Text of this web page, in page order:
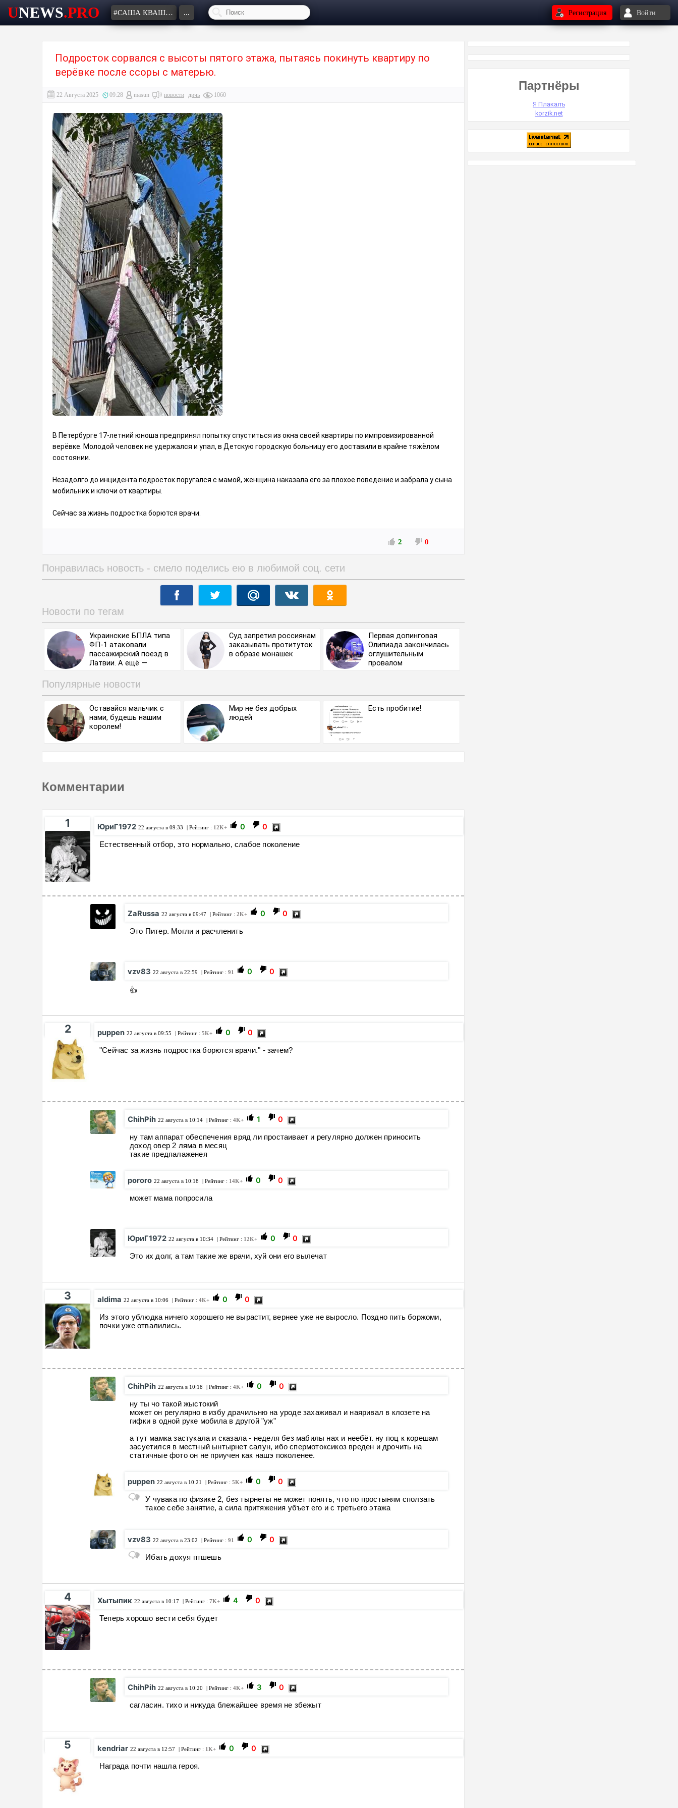
UNEWS.PRO #САША КВАШЕНАЯ ... Регистрация Войти
Подросток сорвался с высоты пятого этажа, пытаясь покинуть квартиру по
верёвке после ссоры с матерью.
22 Августа 2025 09:28 masun новости дичь 1060
В Петербурге 17-летний юноша предпринял попытку спуститься из окна своей квартиры по импровизированной
верёвке. Молодой человек не удержался и упал, в Детскую городскую больницу его доставили в крайне тяжёлом
состоянии.
Незадолго до инцидента подросток поругался с мамой, женщина наказала его за плохое поведение и забрала у сына
мобильник и ключи от квартиры.
Сейчас за жизнь подростка борются врачи.
2 0
Понравилась новость - смело поделись ею в любимой соц. сети
Новости по тегам
Украинские БПЛА типа
ФП-1 атаковали
пассажирский поезд в
Латвии. А ещё —
пустышку на НПЗ.
Суд запретил россиянам
заказывать протитуток
в образе монашек
Первая допинговая
Олипиада закончилась
оглушительным
провалом
Популярные новости
Оставайся мальчик с
нами, будешь нашим
королем!
Мир не без добрых
людей
Есть пробитие!
Комментарии
1 ЮриГ1972 22 августа в 09:33 | Рейтинг : 12K+ 0 0
Естественный отбор, это нормально, слабое поколение
ZaRussa 22 августа в 09:47 | Рейтинг : 2K+ 0 0
Это Питер. Могли и расчленить
vzv83 22 августа в 22:59 | Рейтинг : 91 0 0
👍
2 puppen 22 августа в 09:55 | Рейтинг : 5K+ 0 0
"Сейчас за жизнь подростка борются врачи." - зачем?
ChihPih 22 августа в 10:14 | Рейтинг : 4K+ 1 0
ну там аппарат обеспечения вряд ли простаивает и регулярно должен приносить
доход овер 2 ляма в месяц
такие предпалаженея
pororo 22 августа в 10:18 | Рейтинг : 14K+ 0 0
может мама попросила
ЮриГ1972 22 августа в 10:34 | Рейтинг : 12K+ 0 0
Это их долг, а там такие же врачи, хуй они его вылечат
3 aldima 22 августа в 10:06 | Рейтинг : 4K+ 0 0
Из этого ублюдка ничего хорошего не вырастит, вернее уже не выросло. Поздно пить боржоми,
почки уже отвалились.
ChihPih 22 августа в 10:18 | Рейтинг : 4K+ 0 0
ну ты чо такой жыстокий
может он регулярно в избу драчильню на уроде захаживал и наяривал в клозете на
гифки в одной руке мобила в другой "уж"
а тут мамка застукала и сказала - неделя без мабилы нах и неебёт. ну поц к корешам
засуетился в местный ынтырнет салун, ибо спермотоксикоз вреден и дрочить на
статичные фото он не приучен как нашэ поколенее.
puppen 22 августа в 10:21 | Рейтинг : 5K+ 0 0
У чувака по физике 2, без тырнеты не может понять, что по простыням сползать
такое себе занятие, а сила притяжения убъет его и с третьего этажа
vzv83 22 августа в 23:02 | Рейтинг : 91 0 0
Ибать дохуя птшешь
4 Хытыпик 22 августа в 10:17 | Рейтинг : 7K+ 4 0
Теперь хорошо вести себя будет
ChihPih 22 августа в 10:20 | Рейтинг : 4K+ 3 0
сагласин. тихо и никуда блежайшее время не збежыт
5 kendriar 22 августа в 12:57 | Рейтинг : 1K+ 0 0
Награда почти нашла героя.
Партнёры
Я Плакалъ
korzik.net